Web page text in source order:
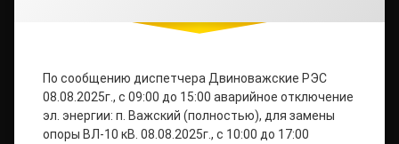
По сообщению диспетчера Двиноважские РЭС
08.08.2025г., с 09:00 до 15:00 аварийное отключение
эл. энергии: п. Важский (полностью), для замены
опоры ВЛ-10 кВ. 08.08.2025г., с 10:00 до 17:00